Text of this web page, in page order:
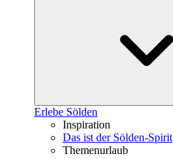
Erlebe Sölden
Inspiration
Das ist der Sölden-Spirit
Themenurlaub